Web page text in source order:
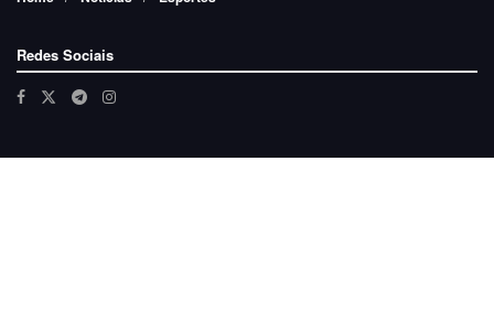
Redes Sociais